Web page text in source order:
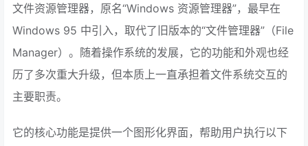
文件资源管理器，原名“Windows 资源管理器”，最早在
Windows 95 中引入，取代了旧版本的“文件管理器”（File
Manager）。随着操作系统的发展，它的功能和外观也经
历了多次重大升级，但本质上一直承担着文件系统交互的
主要职责。
它的核心功能是提供一个图形化界面，帮助用户执行以下